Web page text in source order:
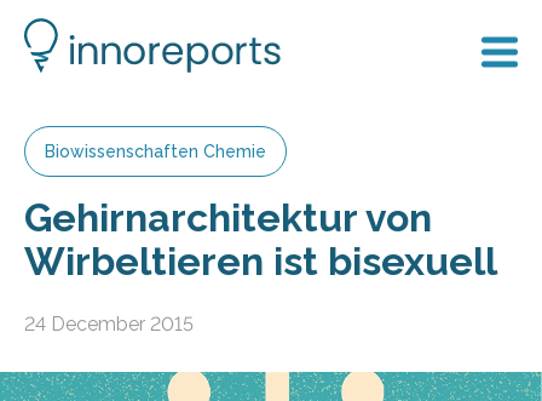
Biowissenschaften Chemie
Gehirnarchitektur von
Wirbeltieren ist bisexuell
24 December 2015